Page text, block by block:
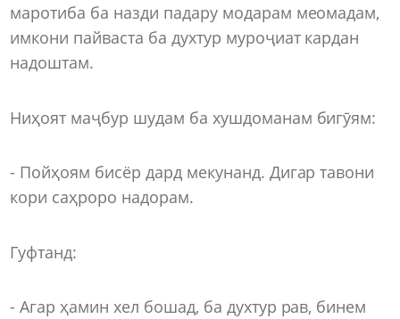
маротиба ба назди падару модарам меомадам,
имкони пайваста ба духтур муроҷиат кардан
надоштам.
Ниҳоят маҷбур шудам ба хушдоманам бигӯям:
- Пойҳоям бисёр дард мекунанд. Дигар тавони
кори саҳроро надорам.
Гуфтанд:
- Агар ҳамин хел бошад, ба духтур рав, бинем